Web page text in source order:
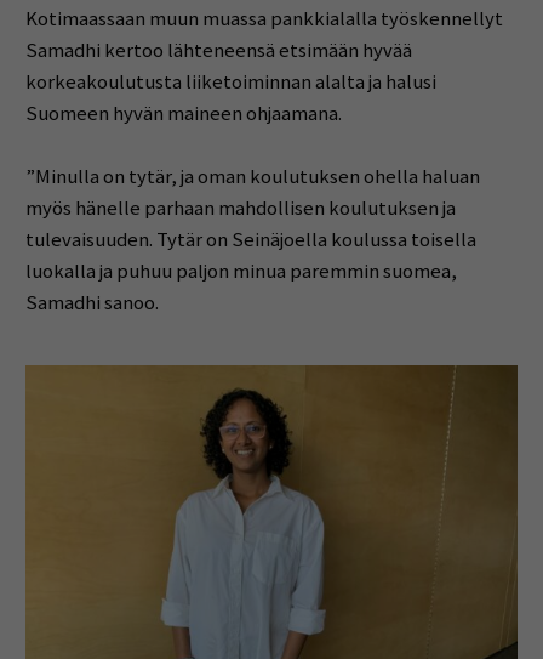
Kotimaassaan muun muassa pankkialalla työskennellyt
Samadhi kertoo lähteneensä etsimään hyvää
korkeakoulutusta liiketoiminnan alalta ja halusi
Suomeen hyvän maineen ohjaamana.
”Minulla on tytär, ja oman koulutuksen ohella haluan
myös hänelle parhaan mahdollisen koulutuksen ja
tulevaisuuden. Tytär on Seinäjoella koulussa toisella
luokalla ja puhuu paljon minua paremmin suomea,
Samadhi sanoo.